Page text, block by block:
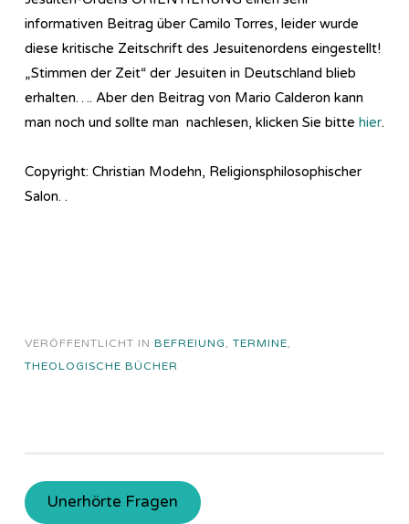
informativen Beitrag über Camilo Torres, leider wurde
diese kritische Zeitschrift des Jesuitenordens eingestellt!
„Stimmen der Zeit“ der Jesuiten in Deutschland blieb
erhalten…. Aber den Beitrag von Mario Calderon kann
man noch und sollte man nachlesen, klicken Sie bitte hier.
Copyright: Christian Modehn, Religionsphilosophischer
Salon. .
VERÖFFENTLICHT IN BEFREIUNG, TERMINE,
THEOLOGISCHE BÜCHER
Unerhörte Fragen